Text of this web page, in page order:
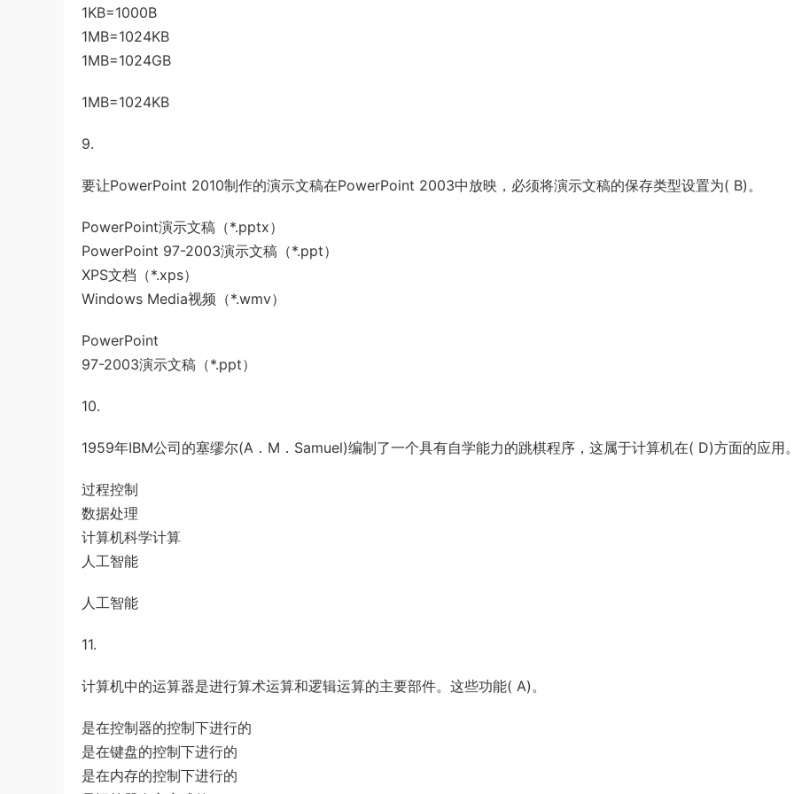
1KB=1000B
1MB=1024KB
1MB=1024GB
1MB=1024KB
9.
要让PowerPoint 2010制作的演示文稿在PowerPoint 2003中放映，必须将演示文稿的保存类型设置为( B)。
PowerPoint演示文稿（*.pptx）
PowerPoint 97-2003演示文稿（*.ppt）
XPS文档（*.xps）
Windows Media视频（*.wmv）
PowerPoint
97-2003演示文稿（*.ppt）
10.
1959年IBM公司的塞缪尔(A．M．Samuel)编制了一个具有自学能力的跳棋程序，这属于计算机在( D)方面的应用
过程控制
数据处理
计算机科学计算
人工智能
人工智能
11.
计算机中的运算器是进行算术运算和逻辑运算的主要部件。这些功能( A)。
是在控制器的控制下进行的
是在键盘的控制下进行的
是在内存的控制下进行的